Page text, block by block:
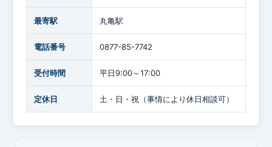
最寄駅 丸亀駅
電話番号 0877-85-7742
受付時間 平日9:00～17:00
定休日 土・日・祝（事情により休日相談可）